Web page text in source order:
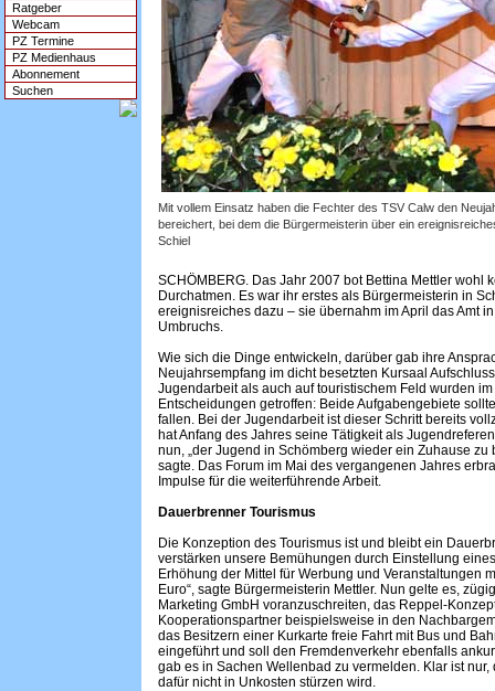
Ratgeber
Webcam
PZ Termine
PZ Medienhaus
Abonnement
Suchen
Mit vollem Einsatz haben die Fechter des TSV Calw den
bereichert, bei dem die Bürgermeisterin über ein
Schiel
SCHÖMBERG. Das Jahr 2007 bot Bettina Mettler wohl
Durchatmen. Es war ihr erstes als Bürgermeisterin in
ereignisreiches dazu – sie übernahm im April das Amt
Umbruchs.
Wie sich die Dinge entwickeln, darüber gab ihre
Neujahrsempfang im dicht besetzten Kursaal
Jugendarbeit als auch auf touristischem Feld wurden
Entscheidungen getroffen: Beide Aufgabengebiete
fallen. Bei der Jugendarbeit ist dieser Schritt bereits
hat Anfang des Jahres seine Tätigkeit als
nun, „der Jugend in Schömberg wieder ein Zuhause zu
sagte. Das Forum im Mai des vergangenen Jahres
Impulse für die weiterführende Arbeit.
Dauerbrenner Tourismus
Die Konzeption des Tourismus ist und bleibt ein
verstärken unsere Bemühungen durch Einstellung
Erhöhung der Mittel für Werbung und Veranstaltungen
Euro“, sagte Bürgermeisterin Mettler. Nun gelte es,
Marketing GmbH voranzuschreiten, das Reppel-
Kooperationspartner beispielsweise in den
das Besitzern einer Kurkarte freie Fahrt mit Bus und
eingeführt und soll den Fremdenverkehr ebenfalls
gab es in Sachen Wellenbad zu vermelden. Klar ist
dafür nicht in Unkosten stürzen wird.